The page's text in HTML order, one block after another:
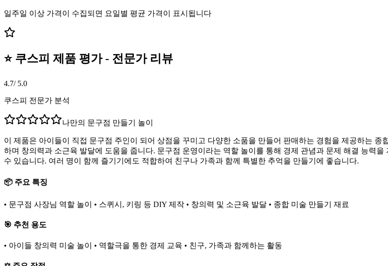
일주일 이상 가격이 수집되면 요일별 평균 가격이 표시됩니다
⭐ 쿠스피 제품 평가 - 전문가 리뷰
4.7/ 5.0
쿠스피 전문가 분석
나만의 문구점 만들기 놀이
이 제품은 아이들이 직접 문구점 주인이 되어 상점을 꾸미고 다양한 소품을 만들어 판매하는 경험을 제공하는
하며 창의력과 소근육 발달에 도움을 줍니다. 문구점 운영이라는 역할 놀이를 통해 경제 관념과 문제 해결 능력
수 있습니다. 여러 명이 함께 즐기기에도 적합하여 친구나 가족과 함께 특별한 추억을 만들기에 좋습니다.
📦 주요 특징
• 문구점 사장님 역할 놀이 • 스퀴시, 키링 등 DIY 제작 • 창의력 및 소근육 발달 • 종합 미술 만들기 재료
🎯 추천 용도
• 아이들 창의력 미술 놀이 • 역할극을 통한 경제 교육 • 친구, 가족과 함께하는 활동